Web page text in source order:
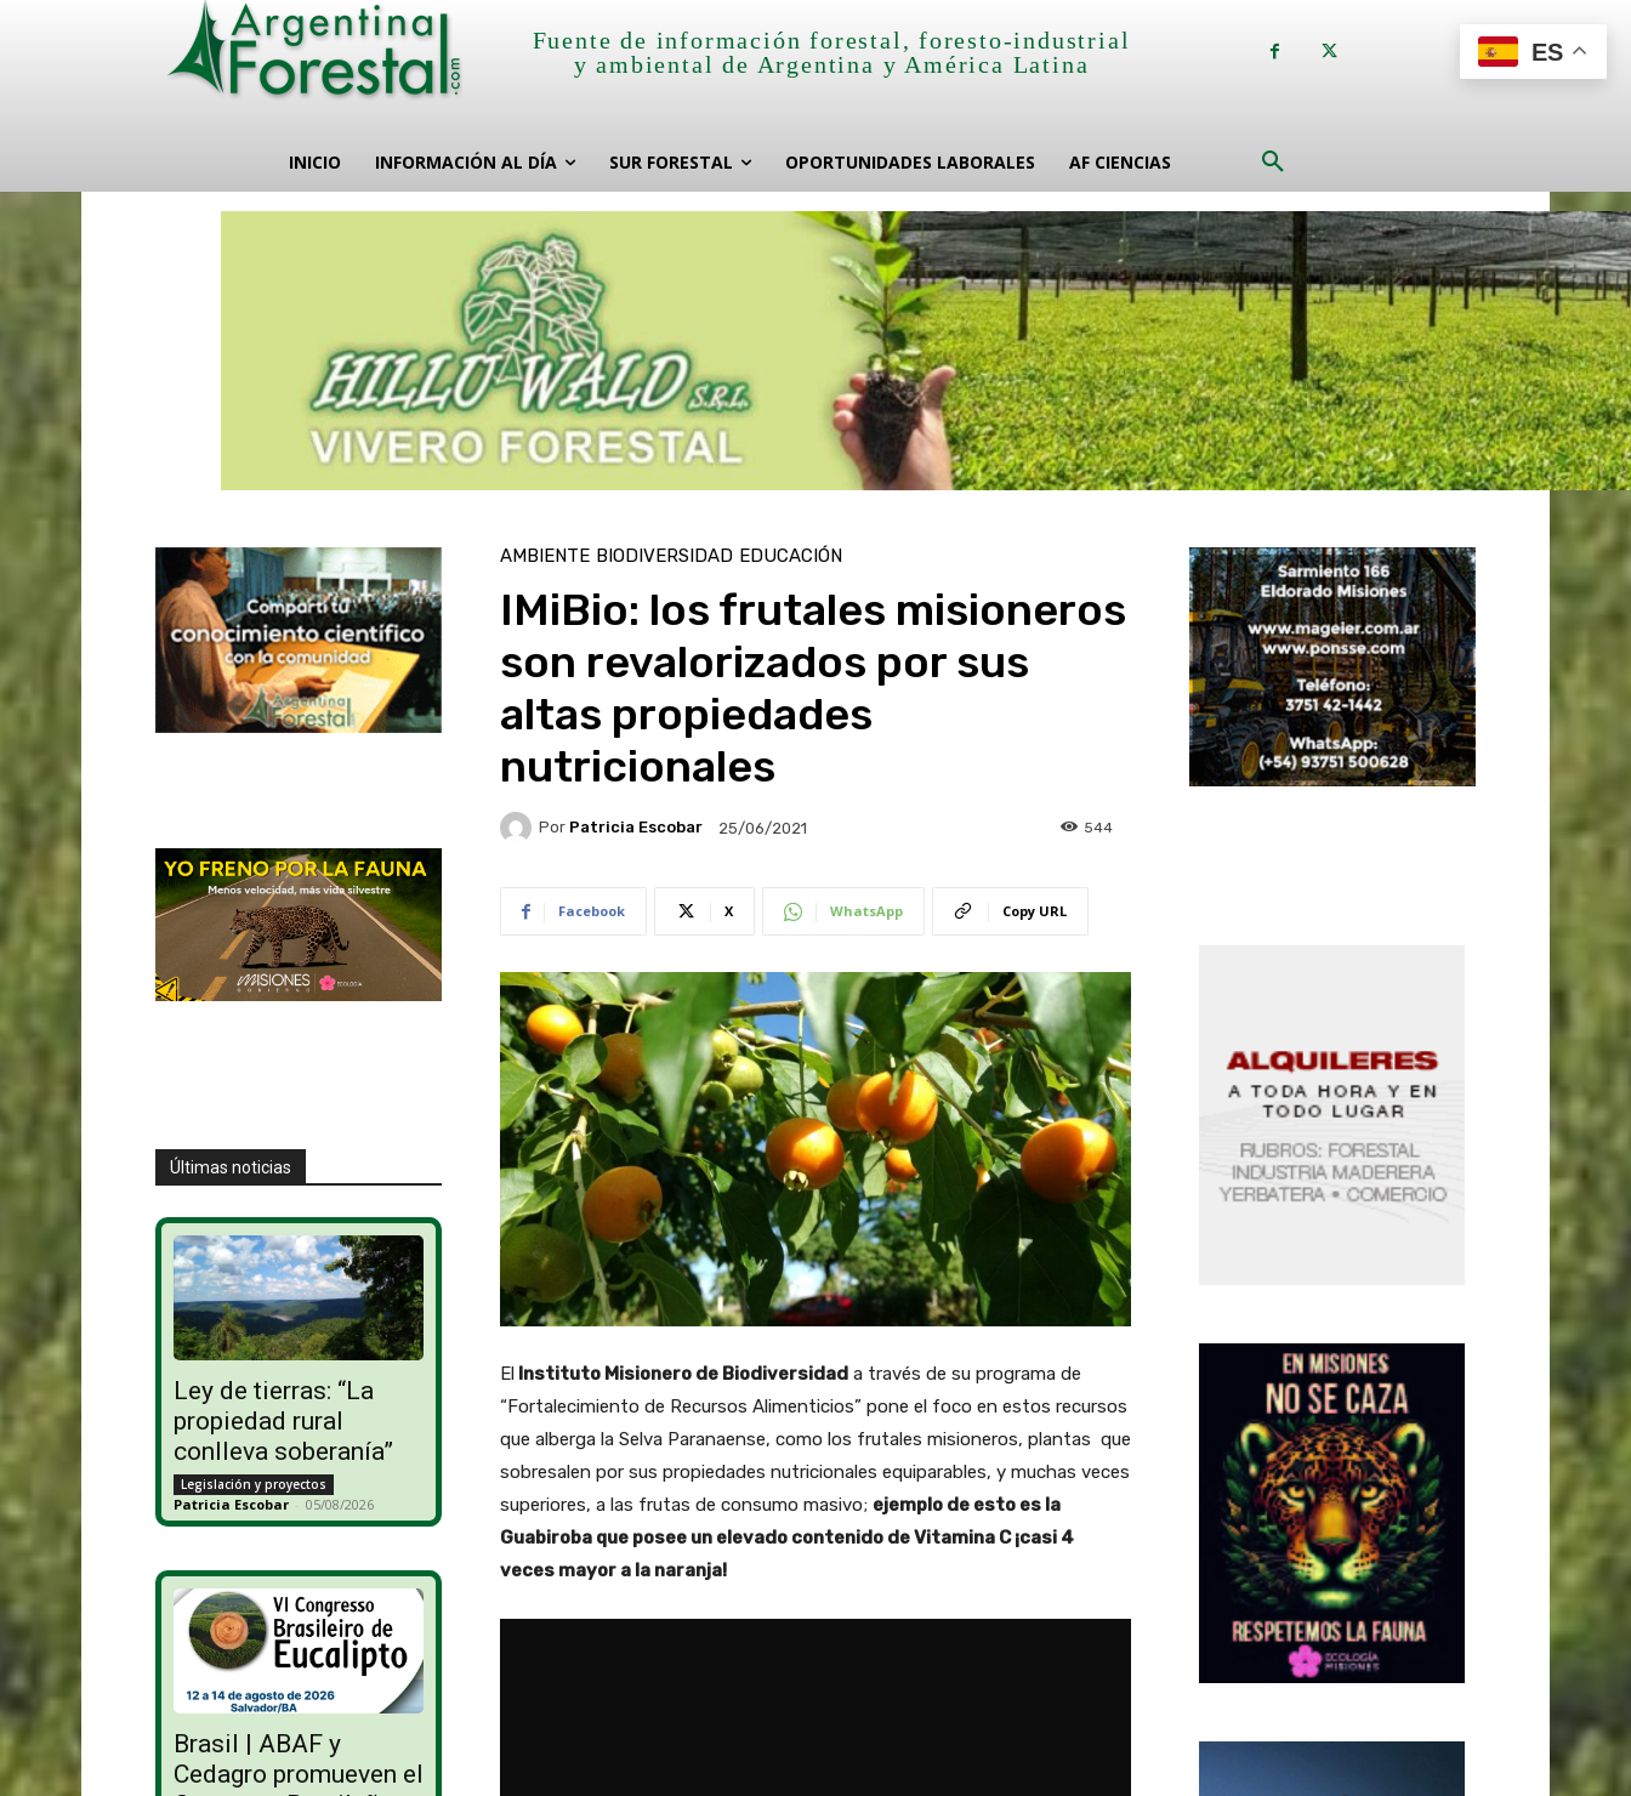
Fuente de información forestal, foresto-industrial
y ambiental de Argentina y América Latina
INICIO INFORMACIÓN AL DÍA SUR FORESTAL OPORTUNIDADES LABORALES AF CIENCIAS
Últimas noticias
Ley de tierras: “La
propiedad rural
conlleva soberanía”
Legislación y proyectos
Patricia Escobar - 05/08/2026
Brasil | ABAF y
Cedagro promueven el
AMBIENTE BIODIVERSIDAD EDUCACIÓN
IMiBio: los frutales misioneros
son revalorizados por sus
altas propiedades
nutricionales
Por Patricia Escobar 25/06/2021 544
Facebook X WhatsApp Copy URL
ElInstituto Misionero de Biodiversidada través de su programa de
“Fortalecimiento de Recursos Alimenticios” pone el foco en estos recursos
que alberga la Selva Paranaense, como los frutales misioneros, plantas que
sobresalen por sus propiedades nutricionales equiparables, y muchas veces
superiores, a las frutas de consumo masivo; ejemplo de esto es la
Guabiroba que posee un elevado contenido de Vitamina C ¡casi 4
veces mayor a la naranja!
ES